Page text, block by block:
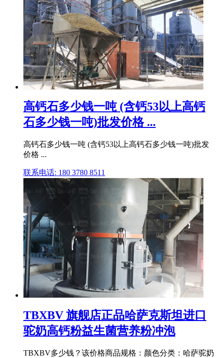
高钙石多少钱一吨 (含钙53以上高钙
石多少钱一吨)批发价格 ...
高钙石多少钱一吨 (含钙53以上高钙石多少钱一吨)批发
价格 ...
联系电话: 180 3780 8511
TBXBV 旗舰店正品哈萨克斯坦进口
驼奶高钙粉益生菌营养粉冲泡
TBXBV多少钱？该价格商品规格：颜色分类：哈萨驼奶